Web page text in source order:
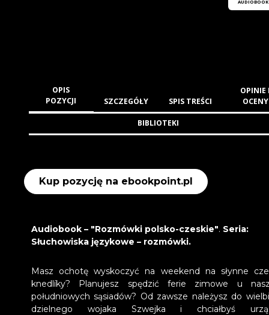
AUDIOBOOK
OPIS
POZYCJI
SZCZEGÓŁY SPIS TREŚCI
OPINIE
OCENY
BIBLIOTEKI
Kup pozycję na ebookpoint.pl
Audiobook – "Rozmówki polsko-czeskie". Seria:
Słuchowiska językowe – rozmówki.
Masz ochotę wyskoczyć na weekend na słynne
knedlíky? Planujesz spędzić ferie zimowe u
południowych sąsiadów? Od zawsze należysz do
dzielnego wojaka Szwejka i chciałbyś